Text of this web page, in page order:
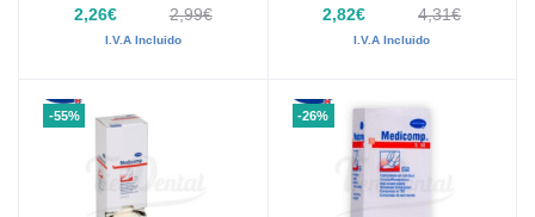
2,26€ 2,99€
I.V.A Incluido
2,82€ 4,31€
I.V.A Incluido
-55% -26%